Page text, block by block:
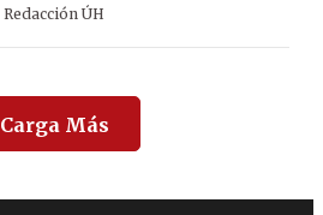
Redacción ÚH
Carga Más